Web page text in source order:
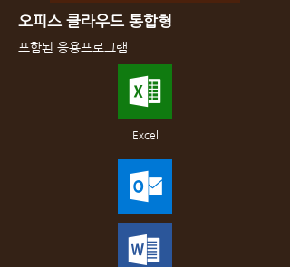
​오피스 클라우드 통합형
포함된 응용프로그램
Excel